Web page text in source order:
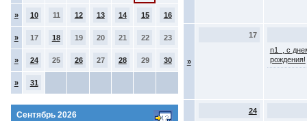
» 10 11 12 13 14 15 16
» 17 18 19 20 21 22 23
» 24 25 26 27 28 29 30
» 31
Сентябрь 2026
»
17
n1_, с
рождения!
24